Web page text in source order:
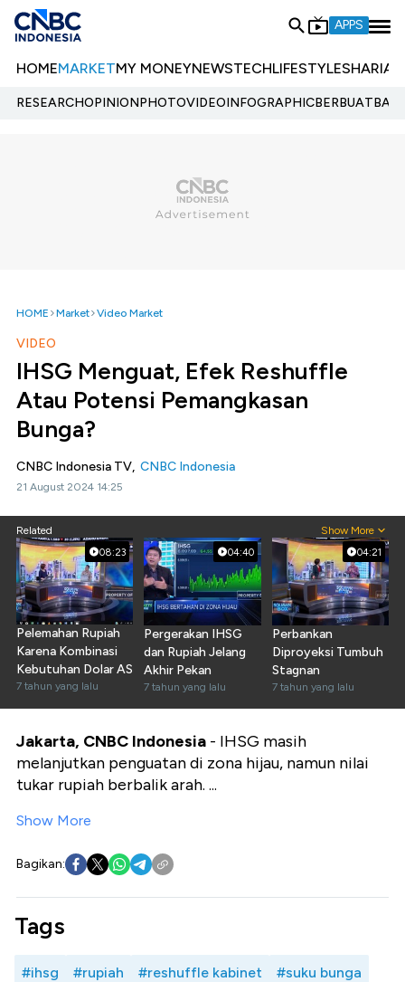
APPS
HOMEMARKETMY MONEYNEWSTECHLIFESTYLESHARIA
RESEARCHOPINIONPHOTOVIDEOINFOGRAPHIC
HOME Market Video Market
VIDEO
IHSG Menguat, Efek Reshuffle
Atau Potensi Pemangkasan
Bunga?
CNBC Indonesia TV, CNBC Indonesia
21 August 2024 14:25
Related Show More
08:23
Pelemahan Rupiah
Karena Kombinasi
Kebutuhan Dolar AS
7 tahun yang lalu
04:40
Pergerakan IHSG
dan Rupiah Jelang
Akhir Pekan
7 tahun yang lalu
04:21
Perbankan
Diproyeksi Tumbuh
Stagnan
7 tahun yang lalu
Jakarta, CNBC Indonesia - IHSG masih
melanjutkan penguatan di zona hijau, namun nilai
tukar rupiah berbalik arah. ...
Show More
Bagikan:
Tags
#ihsg #rupiah #reshuffle kabinet #suku bunga